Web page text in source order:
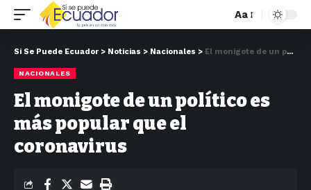
Aa
Si Se Puede Ecuador > Noticias > Nacionales > El monigote de un político es más popular que el coronavirus
NACIONALES
El monigote de un político es
más popular que el
coronavirus